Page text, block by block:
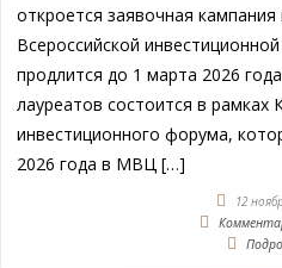
откроется заявочная кампания
Всероссийской
продлится до 1 марта 2026
лауреатов состоится в рамках
инвестиционного форума,
2026 года в МВЦ […]
12